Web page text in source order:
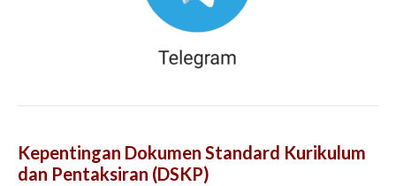
Kepentingan Dokumen Standard Kurikulum
dan Pentaksiran (DSKP)